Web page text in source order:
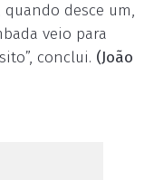
desce um,
veio para
conclui. (João